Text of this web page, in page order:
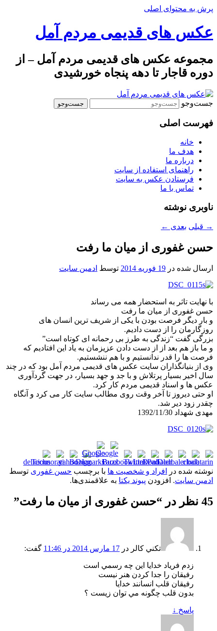
پرش به محتوای اصلی
عکس های قدیمی مردم آمل
مجموعه عکس های قدیمی مردم آمل – از
دوره قاجار تا دهه پنجاه خورشیدی
جست‌وجو
فهرست اصلی
خانه
هدف ما
درباره ما
راهنمای استفاده از سایت
فرستادن عکس به سایت
تماس با ما
ناوبری نوشته
→ قبلی بعدی ←
حسن غفوری از میان ما رفت
ارسال شده در 19 فوریه 2014 توسط ادمین سایت
با نهایت تاثر به استحضار همه می رساند
حسن غفوری از میان ما رفت
و بار دیگر فرصت بودن با یکی از شریف ترین انسان های
روزگارمان را از دست دادیم.
بزرگی گفت “زندگی به طرز بی رحمانه ای کوتاه است”
و ما باز هم بعد از از دست دادن عزیزمان به یاد این افتادیم که
فرصت ها را قدر ندانستیم و با هم ننشستیم.
وی از بنیانگذاران سایت عکس های قدیمی مردم آمل بود که در چند
سال اخیر بسیار پرتلاش و با جد و جهد بسیار، در جهت گردآوری
عکس ها و اسناد قدیمی مردم کار کرد.
او حتی دیروز تا آخر وقت روی مطالب سایت کار می کرد و آنگاه
چقدر زود دیر شد.
مهدی شهداد 1392/11/30
نوشته شده در افراد و شخصیت ها با برچسب حسن غفوری توسط
ادمین سایت. افزودن پیوند یکتا به علاقمندی‌ها.
45 نظر در “ حسن غفوری از میان ما رفت”
تکني کالر در 17 مارس 2014 در 11:46 گفت:
زدم فرياد خدايا اين چه رسمي است
رفيقان را جدا کردن هنر نيست
رفيقان قلب انسانند خدايا
بدون قلب چگونه مي توان زيست ؟
پاسخ ↓